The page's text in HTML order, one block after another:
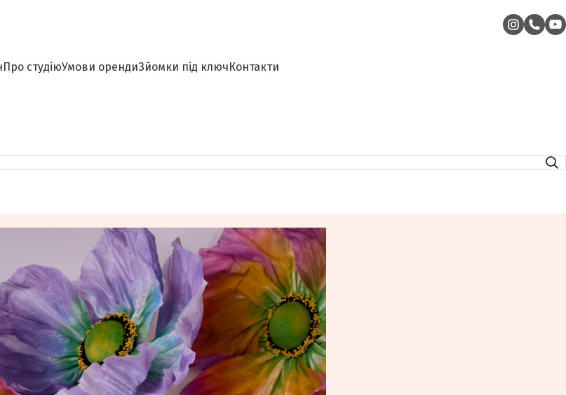
Про студіюУмови орендиЗйомки під ключ Контакти